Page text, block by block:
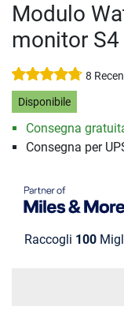
Modulo
monitor S4
8
Disponibile
Consegna
Consegna per
Raccogli 100